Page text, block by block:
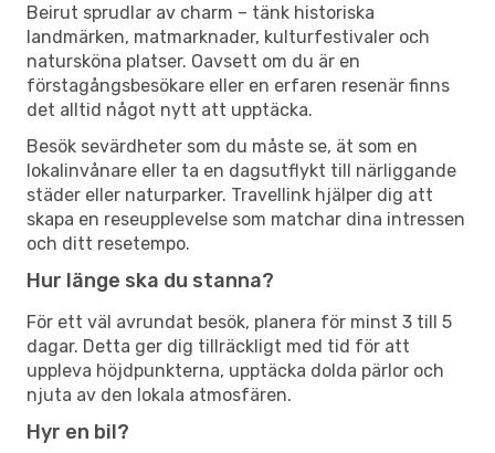
Beirut sprudlar av charm – tänk historiska
landmärken, matmarknader, kulturfestivaler och
natursköna platser. Oavsett om du är en
förstagångsbesökare eller en erfaren resenär finns
det alltid något nytt att upptäcka.
Besök sevärdheter som du måste se, ät som en
lokalinvånare eller ta en dagsutflykt till närliggande
städer eller naturparker. Travellink hjälper dig att
skapa en reseupplevelse som matchar dina intressen
och ditt resetempo.
Hur länge ska du stanna?
För ett väl avrundat besök, planera för minst 3 till 5
dagar. Detta ger dig tillräckligt med tid för att
uppleva höjdpunkterna, upptäcka dolda pärlor och
njuta av den lokala atmosfären.
Hyr en bil?